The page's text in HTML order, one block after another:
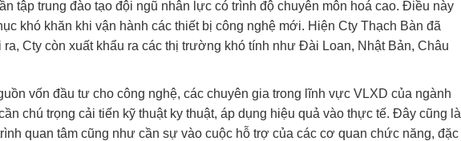
tập trung đào tạo đội ngũ nhân lực có trình độ chuyên môn hoá cao. Điều này
khó khăn khi vận hành các thiết bị công nghệ mới. Hiện Cty Thạch Bàn đã
Cty còn xuất khẩu ra các thị trường khó tính như Đài Loan, Nhật Bản, Châu
vốn đầu tư cho công nghệ, các chuyên gia trong lĩnh vực VLXD của ngành
chú trọng cải tiến kỹ thuật ky thuật, áp dụng hiệu quả vào thực tế. Đây cũng là
quan tâm cũng như cần sự vào cuộc hỗ trợ của các cơ quan chức năng, đặc